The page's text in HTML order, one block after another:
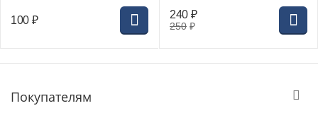
100 ₽ 250 ₽
240 ₽
Покупателям